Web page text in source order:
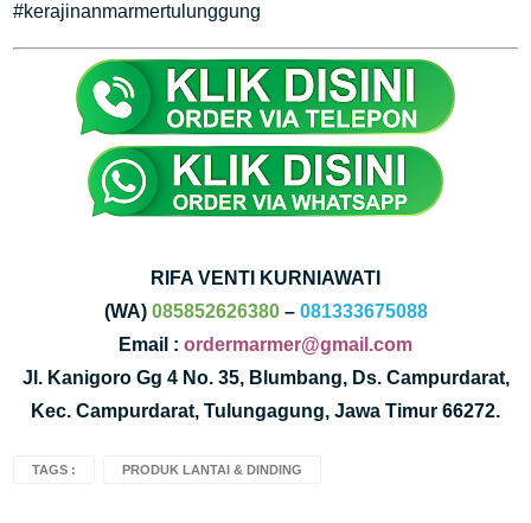
#kerajinanmarmertulunggung
RIFA VENTI KURNIAWATI
(WA) 085852626380– 081333675088
Email : ordermarmer@gmail.com
Jl. Kanigoro Gg 4 No. 35, Blumbang, Ds. Campurdarat,
Kec. Campurdarat, Tulungagung, Jawa Timur 66272.
TAGS : PRODUK LANTAI & DINDING